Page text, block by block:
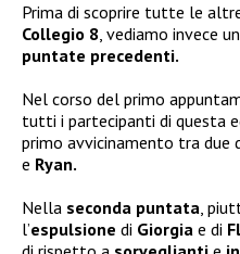
Prima di scoprire tutte le
Collegio 8, vediamo invece
puntate precedenti.
Nel corso del primo
tutti i partecipanti di questa
primo avvicinamento tra due
e Ryan.
Nella seconda puntata,
l’espulsione di Giorgia e di